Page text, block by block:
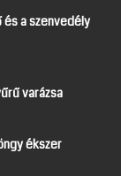
és a szenvedély
varázsa
ékszer